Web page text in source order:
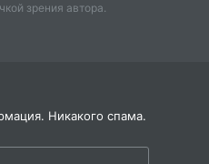
зрения автора.
Никакого спама.